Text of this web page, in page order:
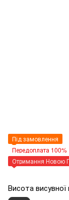
Під замовлення
Передоплата 100%
Отримання Новою
Висота